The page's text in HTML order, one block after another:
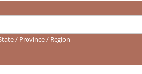
/ Province / Region